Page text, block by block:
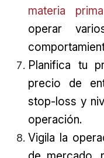
materia prima
operar
Planifica tu
precio de
stop-loss y
operación.
Vigila la